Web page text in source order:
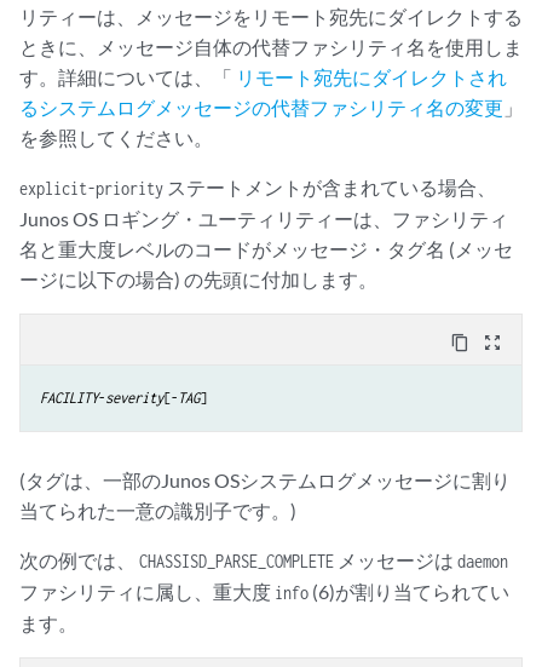
リティーは、メッセージをリモート宛先にダイレクトする
ときに、メッセージ自体の代替ファシリティ名を使用しま
す。詳細については、「 リモート宛先にダイレクトされ
るシステムログメッセージの代替ファシリティ名の変更 」
を参照してください。
explicit-priority ステートメントが含まれている場合、
Junos OS ロギング・ユーティリティーは、ファシリティ
名と重大度レベルのコードがメッセージ・タグ名 (メッセ
ージに以下の場合) の先頭に付加します。
content_copy zoom_out_map
FACILITY-severity[- TAG
(タグは、一部のJunos OSシステムログメッセージに割り
当てられた一意の識別子です。)
次の例では、 CHASSISD_PARSE_COMPLETE メッセージは daemon
ファシリティに属し、重大度 info (6)が割り当てられてい
ます。